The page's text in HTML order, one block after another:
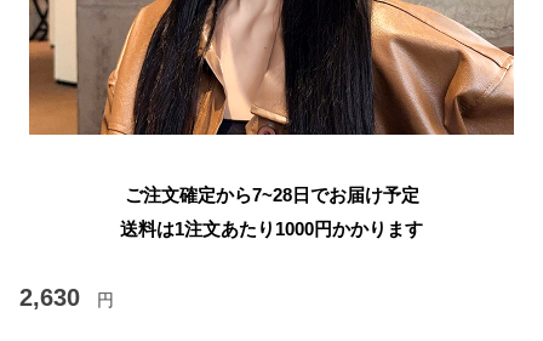
ご注文確定から7~28日でお届け予定
送料は1注文あたり 1000円かかります
2,630 円